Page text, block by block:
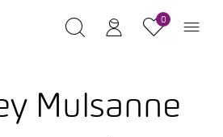
0
Mulsanne